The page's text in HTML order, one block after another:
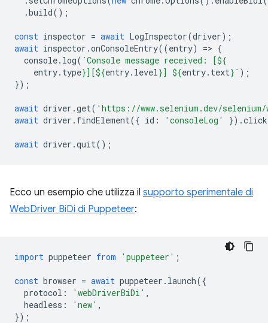
.build();
const inspector = await LogInspector(driver);
await inspector .onConsoleEntry((entry) => {
console. log( `Console message received: [${
entry. type}][${entry. level}] ${entry. text} ` );
});
await driver .get( 'https://www.selenium.dev/
await driver . findElement({ id : 'consoleLog' }).click
await driver .quit();
Ecco un esempio che utilizza il supporto sperimentale di
WebDriver BiDi di Puppeteer:
import puppeteer from 'puppeteer' ;
const browser = await puppeteer . launch({
protocol : 'webDriverBiDi' ,
headless : 'new' ,
});